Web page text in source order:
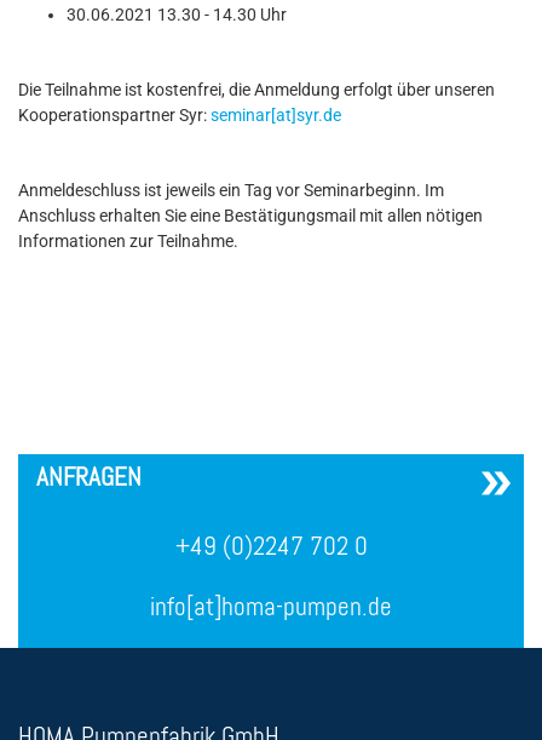
30.06.2021 13.30 - 14.30 Uhr
Die Teilnahme ist kostenfrei, die Anmeldung erfolgt über unseren
Kooperationspartner Syr:seminar[at]syr.de
Anmeldeschluss ist jeweils ein Tag vor Seminarbeginn. Im
Anschluss erhalten Sie eine Bestätigungsmail mit allen nötigen
Informationen zur Teilnahme.
ANFRAGEN
+49 (0)2247 702 0
info[at]homa-pumpen.de